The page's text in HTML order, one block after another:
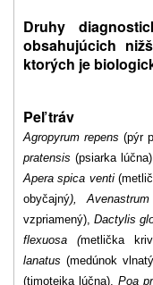
Druhy
obsahujúcich
ktorých je
Peľ tráv
Agropyrum repens (pýr
pratensis (psiarka lúčna),
Apera spica venti
obyčajný), Avenastrum
vzpriamený), Dactylis
flexuosa (metlička
lanatus (medúnok
(timotejka lúčna), Poa